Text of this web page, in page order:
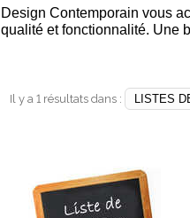
Design Contemporain vous
qualité et fonctionnalité. Une
Il y a 1 résultats dans :